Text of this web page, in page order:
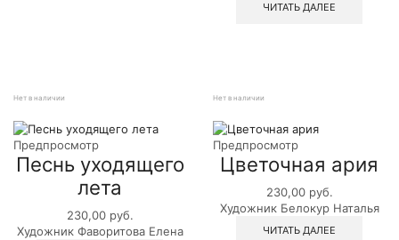
ЧИТАТЬ ДАЛЕЕ
Нет в наличии
Предпросмотр
Песнь уходящего
лета
230,00 руб.
Художник Фаворитова Елена
Нет в наличии
Предпросмотр
Цветочная ария
230,00 руб.
Художник Белокур Наталья
ЧИТАТЬ ДАЛЕЕ